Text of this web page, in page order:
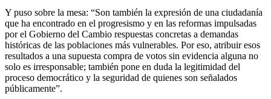
Y puso sobre la mesa: “Son también la expresión de una ciudadanía
que ha encontrado en el progresismo y en las reformas impulsadas
por el Gobierno del Cambio respuestas concretas a demandas
históricas de las poblaciones más vulnerables. Por eso, atribuir esos
resultados a una supuesta compra de votos sin evidencia alguna no
solo es irresponsable; también pone en duda la legitimidad del
proceso democrático y la seguridad de quienes son señalados
públicamente”.